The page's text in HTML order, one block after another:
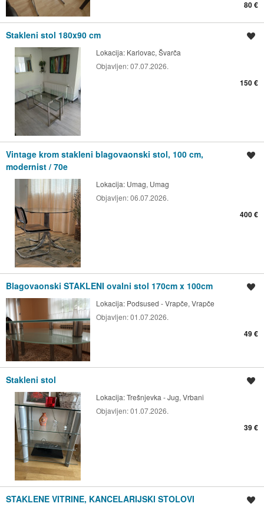
80 €
Stakleni stol 180x90 cm
Lokacija: Karlovac, Švarča
Objavljen:07.07.2026.
150 €
Vintage krom stakleni blagovaonski stol, 100 cm,
modernist / 70e
Lokacija: Umag, Umag
Objavljen:06.07.2026.
400 €
Blagovaonski STAKLENI ovalni stol 170cm x 100cm
Lokacija: Podsused - Vrapče, Vrapče
Objavljen:01.07.2026.
49 €
Stakleni stol
Lokacija:Trešnjevka - Jug, Vrbani
Objavljen:01.07.2026.
39 €
STAKLENE VITRINE, KANCELARIJSKI STOLOVI